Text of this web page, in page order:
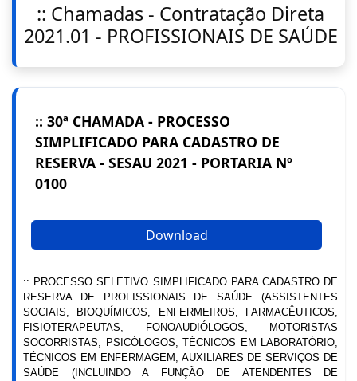
:: Chamadas - Contratação Direta
2021.01 - PROFISSIONAIS DE SAÚDE
:: 30ª CHAMADA - PROCESSO
SIMPLIFICADO PARA CADASTRO DE
RESERVA - SESAU 2021 - PORTARIA Nº
0100
Download
:: PROCESSO SELETIVO SIMPLIFICADO PARA CADASTRO DE
RESERVA DE PROFISSIONAIS DE SAÚDE (ASSISTENTES
SOCIAIS, BIOQUÍMICOS, ENFERMEIROS, FARMACÊUTICOS,
FISIOTERAPEUTAS, FONOAUDIÓLOGOS, MOTORISTAS
SOCORRISTAS, PSICÓLOGOS, TÉCNICOS EM LABORATÓRIO,
TÉCNICOS EM ENFERMAGEM, AUXILIARES DE SERVIÇOS DE
SAÚDE (INCLUINDO A FUNÇÃO DE ATENDENTES DE